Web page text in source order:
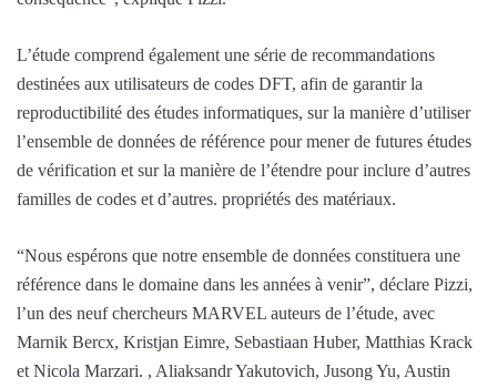
L’étude comprend également une série de recommandations
destinées aux utilisateurs de codes DFT, afin de garantir la
reproductibilité des études informatiques, sur la manière d’utiliser
l’ensemble de données de référence pour mener de futures études
de vérification et sur la manière de l’étendre pour inclure d’autres
familles de codes et d’autres. propriétés des matériaux.
“Nous espérons que notre ensemble de données constituera une
référence dans le domaine dans les années à venir”, déclare Pizzi,
l’un des neuf chercheurs MARVEL auteurs de l’étude, avec
Marnik Bercx, Kristjan Eimre, Sebastiaan Huber, Matthias Krack
et Nicola Marzari. , Aliaksandr Yakutovich, Jusong Yu, Austin